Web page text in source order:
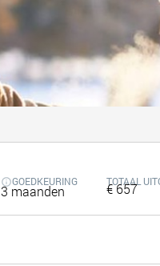
GOEDKEURING
3 maanden
TOTAAL
€ 657